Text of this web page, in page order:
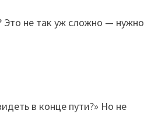
Это не так уж сложно — нужно
в конце пути?» Но не